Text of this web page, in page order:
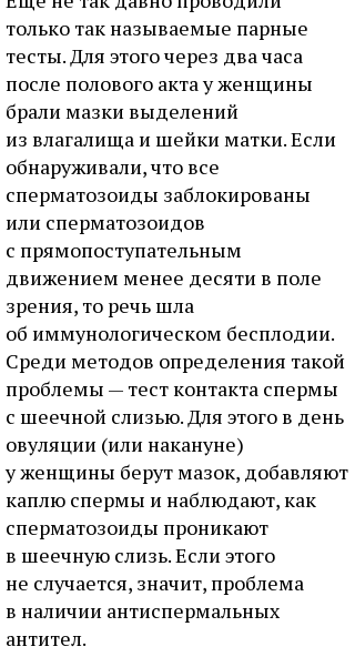
только так называемые парные
тесты. Для этого через два часа
после полового акта у женщины
брали мазки выделений
из влагалища и шейки матки. Если
обнаруживали, что все
сперматозоиды заблокированы
или сперматозоидов
с прямопоступательным
движением менее десяти в поле
зрения, то речь шла
об иммунологическом бесплодии.
Среди методов определения такой
проблемы — тест контакта спермы
с шеечной слизью. Для этого в день
овуляции (или накануне)
у женщины берут мазок, добавляют
каплю спермы и наблюдают, как
сперматозоиды проникают
в шеечную слизь. Если этого
не случается, значит, проблема
в наличии антиспермальных
антител.